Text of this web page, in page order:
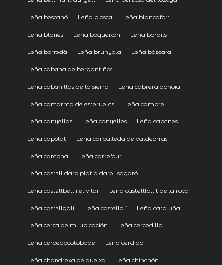
Leña bescanó Leña biosca Leña blancafort
Leña blanes Leña boqueixón Leña bordils
Leña borredà Leña brunyola Leña bàscara
Leña cabana de bergantiños
Leña cabanillas de la sierra Leña cabrera danoia
Leña camarma de esteruelas Leña cambre
Leña canyellas Leña canyelles Leña capanes
Leña capolat Leña carballeda de valdeorras
Leña cardona Leña carrefour
Leña castell daro platja daro i sagaró
Leña castellbell i el vilar Leña castellfollit de la roca
Leña castellgalí Leña castellolí Leña cataluña
Leña cerca de mi ubicación Leña cercedilla
Leña cerdedocotobade Leña cerdido
Leña chandrexa de queixa Leña chinchón